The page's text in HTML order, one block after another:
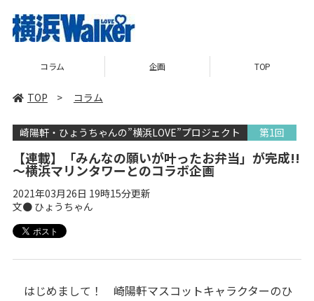
コラム 企画 TOP
TOP > コラム
崎陽軒・ひょうちゃんの”横浜LOVE”プロジェクト 第1回
【連載】「みんなの願いが叶ったお弁当」が完成!!
～横浜マリンタワーとのコラボ企画
2021年03月26日 19時15分更新
文● ひょうちゃん
はじめまして！ 崎陽軒マスコットキャラクターのひ